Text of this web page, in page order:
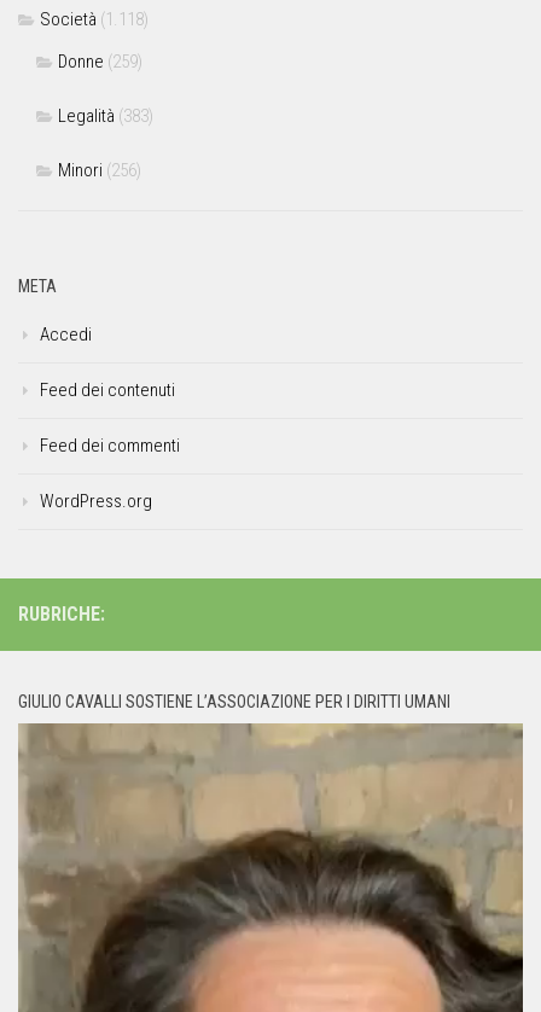
Società (1.118)
Donne (259)
Legalità (383)
Minori (256)
META
Accedi
Feed dei contenuti
Feed dei commenti
WordPress.org
RUBRICHE:
GIULIO CAVALLI SOSTIENE L’ASSOCIAZIONE PER I DIRITTI UMANI
Player